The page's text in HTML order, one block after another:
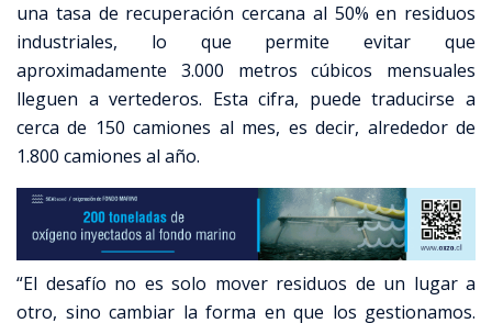
una tasa de recuperación cercana al 50% en residuos
industriales, lo que permite evitar que
aproximadamente 3.000 metros cúbicos mensuales
lleguen a vertederos. Esta cifra, puede traducirse a
cerca de 150 camiones al mes, es decir, alrededor de
1.800 camiones al año.
“El desafío no es solo mover residuos de un lugar a
otro, sino cambiar la forma en que los gestionamos.